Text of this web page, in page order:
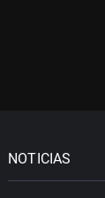
NOTICIAS